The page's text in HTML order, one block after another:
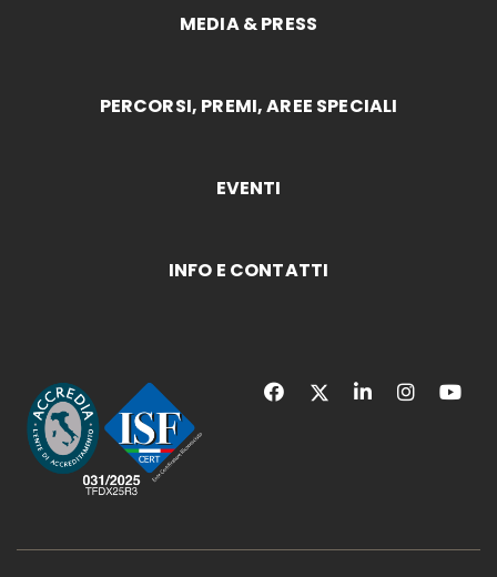
MEDIA & PRESS
PERCORSI, PREMI, AREE SPECIALI
EVENTI
INFO E CONTATTI